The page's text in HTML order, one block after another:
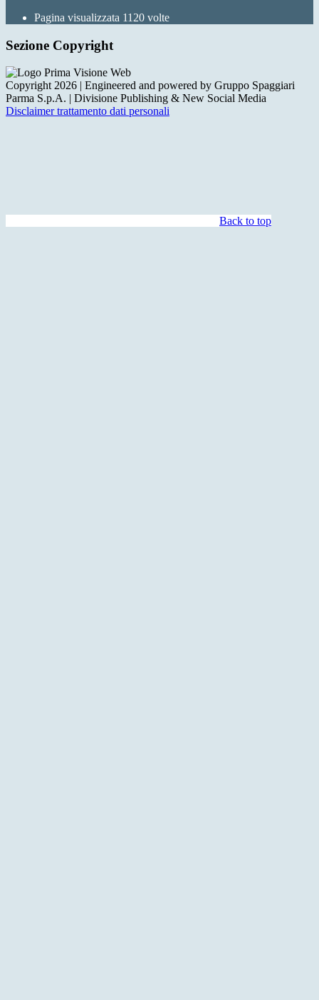
Pagina visualizzata 1120 volte
Sezione Copyright
Copyright 2026 | Engineered and powered by Gruppo Spaggiari
Parma S.p.A. | Divisione Publishing & New Social Media
Disclaimer trattamento dati personali
Back to top